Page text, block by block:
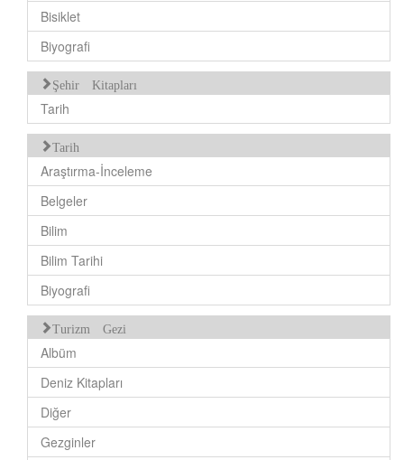
Bisiklet
Biyografi
Şehir Kitapları
Tarih
Tarih
Araştırma-İnceleme
Belgeler
Bilim
Bilim Tarihi
Biyografi
Turizm Gezi
Albüm
Deniz Kitapları
Diğer
Gezginler